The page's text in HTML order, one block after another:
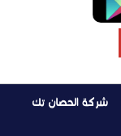
شركة الحصان تك